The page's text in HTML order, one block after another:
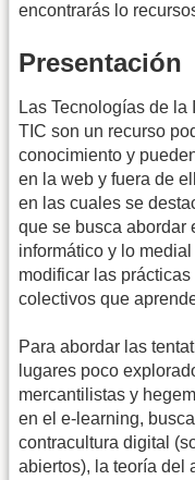
encontrarás lo
Presentación
Las Tecnologías de
TIC son un recurso
conocimiento y
en la web y fuera de
en las cuales se
que se busca abordar
informático y lo
modificar las
colectivos que
Para abordar las
lugares poco
mercantilistas y
en el e-learning,
contracultura digital
abiertos), la teoría del